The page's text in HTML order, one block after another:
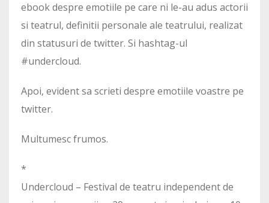
ebook despre emotiile pe care ni le-au adus actorii
si teatrul, definitii personale ale teatrului, realizat
din statusuri de twitter. Si hashtag-ul
#undercloud.
Apoi, evident sa scrieti despre emotiile voastre pe
twitter.
Multumesc frumos.
*
Undercloud – Festival de teatru independent de